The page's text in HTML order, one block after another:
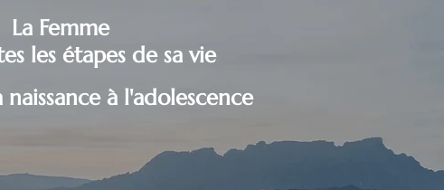
La Femme
les étapes de sa vie
à l'adolescence